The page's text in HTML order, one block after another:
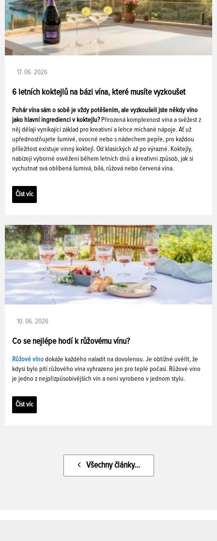
17. 06. 2026
6 letních koktejlů na bázi vína, které musíte vyzkoušet
Pohár vína sám o sobě je vždy potěšením, ale vyzkoušeli jste někdy víno
jako hlavní ingredienci v koktejlu? Přirozená komplexnost vína a svěžest z
něj dělají vynikající základ pro kreativní a lehce míchané nápoje. Ať už
upřednostňujete šumivé, ovocné nebo s nádechem pepře, pro každou
příležitost existuje vinný koktejl. Od klasických až po výrazné. Koktejly,
nabízejí výborné osvěžení během letních dnů a kreativní způsob, jak si
vychutnat svá oblíbená šumivá, bílá, růžová nebo červená vína.
Číst víc
10. 06. 2026
Co se nejlépe hodí k růžovému vínu?
Růžové víno dokáže každého naladit na dovolenou. Je obtížné uvěřit, že
kdysi bylo pití růžového vína vyhrazeno jen pro teplé počasí. Růžové víno
je jedno z nejpřizpůsobivějších vín a není vyrobeno v jednom stylu.
Číst víc
Všechny články...